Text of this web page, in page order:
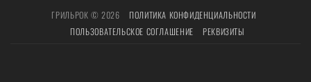
ГРИЛЬРОК © 2026
ПОЛИТИКА КОНФИДЕНЦИАЛЬНОСТИ
ПОЛЬЗОВАТЕЛЬСКОЕ СОГЛАШЕНИЕ
РЕКВИЗИТЫ